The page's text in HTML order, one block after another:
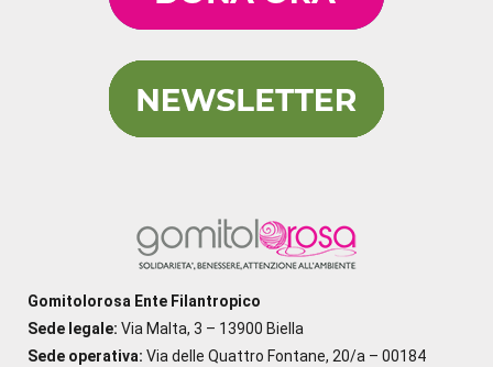
Gomitolorosa Ente Filantropico
Sede legale: Via Malta, 3 – 13900 Biella
Sede operativa: Via delle Quattro Fontane, 20/a – 00184